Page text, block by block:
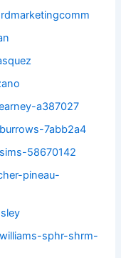
a387027
7abb2a4
58670142
pineau-
sphr-shrm-